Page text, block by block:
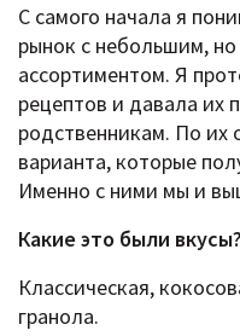
С самого начала я
рынок с небольшим,
ассортиментом. Я
рецептов и давала их
родственникам. По
варианта, которые
Именно с ними мы и
Какие это были вкусы?
Классическая,
гранола.